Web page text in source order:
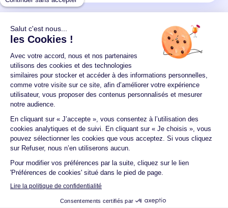
Un crédit vous engage et doit être remboursé.
Vérifiez vos capacités de remboursement avant de
vous engager.
Aucun versement, de quelque nature que ce soit, ne
peut être exigé d'un particulier avant l'obtention
d'un ou plusieurs prêts d'argent.
© 2026 Guide du crédit •Plan du site• Mentions
Accessibilité Contact